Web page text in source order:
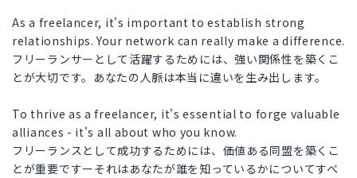
As a freelancer, it's important to establish strong
relationships. Your network can really make a difference.
フリーランサーとして活躍するためには、強い関係性を築くこ
とが大切です。あなたの人脈は本当に違いを生み出します。
To thrive as a freelancer, it's essential to forge valuable
alliances - it's all about who you know.
フリーランスとして成功するためには、価値ある同盟を築くこ
とが重要ですーそれはあなたが誰を知っているかについてすべ